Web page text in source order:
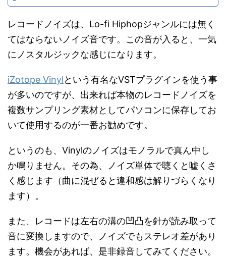
レコードノイズは、Lo-fi Hiphopジャンルには無く
てはならないノイズ音です。この音が入ると、一気
にノスタルジックな感じになります。
iZotope Vinylという有名なVSTプラグインを使う事
が多いのですが、出来れば本物のレコードノイズを
複数サンプリング素材としてパソコンに保存してお
いて使用するのが一番お勧めです。
というのも、Vinylのノイズはモノラルで真ん中し
か鳴りません。その為、ノイズ単体で聴くと嘘くさ
く感じます（曲に混ぜると違和感は解りづらくなり
ます）。
また、レコードは左右の溝の凹凸を針が読み取って
音に変換しますので、ノイズでもステレオ差があり
ます。機会があれば、是非録音してみてください。